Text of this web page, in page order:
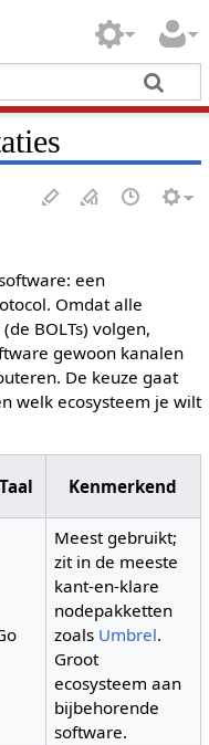
een
Omdat alle
BOLTs) volgen,
gewoon kanalen
De keuze gaat
welk ecosysteem je wilt
Taal Kenmerkend
Meest gebruikt;
zit in de meeste
kant-en-klare
nodepakketten
zoals Umbrel.
Groot
ecosysteem aan
bijbehorende
software.